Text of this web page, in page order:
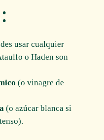
usar cualquier
o Haden son
(o vinagre de
(o azúcar blanca si